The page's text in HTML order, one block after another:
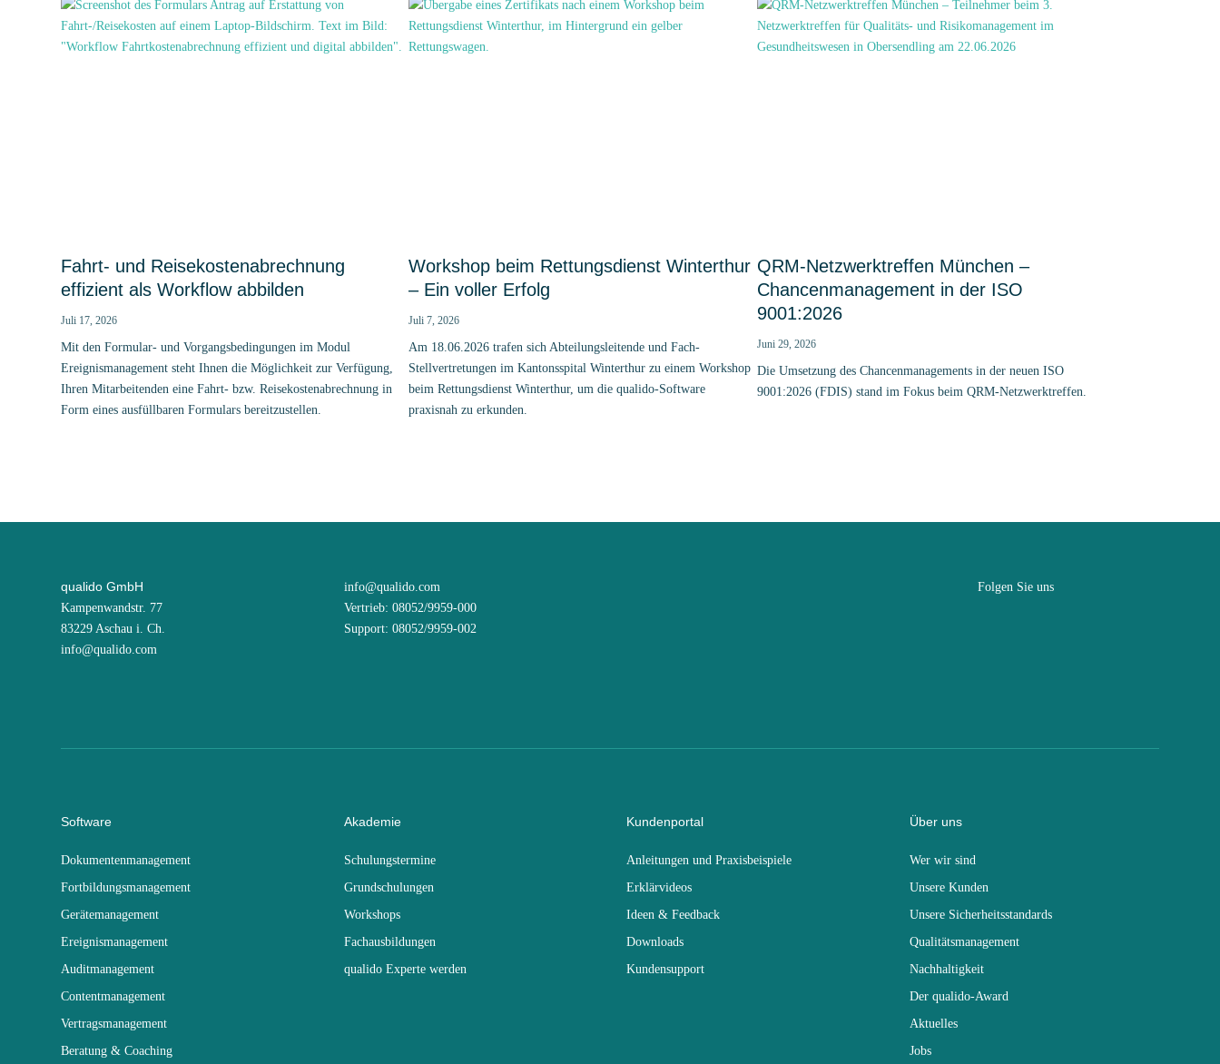
Fahrt- und Reisekostenabrechnung
effizient als Workflow abbilden
Juli 17, 2026
Mit den Formular- und Vorgangsbedingungen im Modul
Ereignismanagement steht Ihnen die Möglichkeit zur Verfügung,
Ihren Mitarbeitenden eine Fahrt- bzw. Reisekostenabrechnung in
Form eines ausfüllbaren Formulars bereitzustellen.
Workshop beim Rettungsdienst Winterthur
– Ein voller Erfolg
Juli 7, 2026
Am 18.06.2026 trafen sich Abteilungsleitende und Fach-
Stellvertretungen im Kantonsspital Winterthur zu einem Workshop
beim Rettungsdienst Winterthur, um die qualido-Software
praxisnah zu erkunden.
QRM-Netzwerktreffen München –
Chancenmanagement in der ISO
9001:2026
Juni 29, 2026
Die Umsetzung des Chancenmanagements in der neuen ISO
9001:2026 (FDIS) stand im Fokus beim QRM-Netzwerktreffen.
qualido GmbH
Kampenwandstr. 77
83229 Aschau i. Ch.
info@qualido.com
info@qualido.com
Vertrieb: 08052/9959-000
Support: 08052/9959-002
Folgen Sie uns
Software
Dokumentenmanagement
Fortbildungsmanagement
Gerätemanagement
Ereignismanagement
Auditmanagement
Contentmanagement
Vertragsmanagement
Beratung & Coaching
Akademie
Schulungstermine
Grundschulungen
Workshops
Fachausbildungen
qualido Experte werden
Kundenportal
Anleitungen und Praxisbeispiele
Erklärvideos
Ideen & Feedback
Downloads
Kundensupport
Über uns
Wer wir sind
Unsere Kunden
Unsere Sicherheitsstandards
Qualitätsmanagement
Nachhaltigkeit
Der qualido-Award
Aktuelles
Jobs